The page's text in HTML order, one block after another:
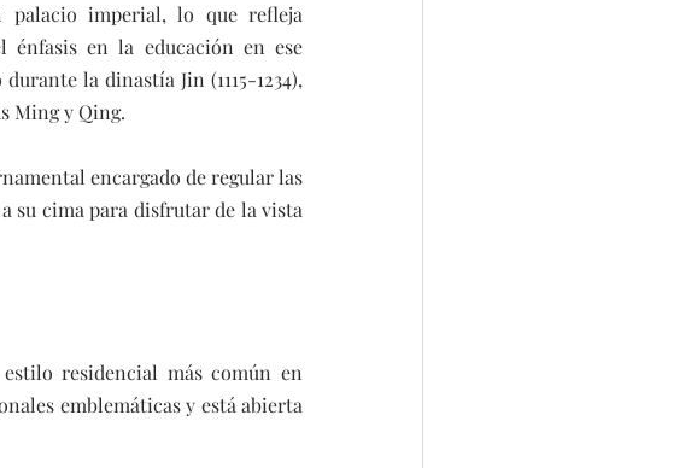
palacio imperial, lo que refleja
en la educación en ese
la dinastía Jin (1115-1234),
Ming y Qing.
encargado de regular las
su cima para disfrutar de la vista
residencial más común en
emblemáticas y está abierta